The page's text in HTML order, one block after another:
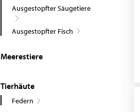
Ausgestopfter Säugetiere
Ausgestopfter Fisch
Meerestiere
Tierhäute
Federn